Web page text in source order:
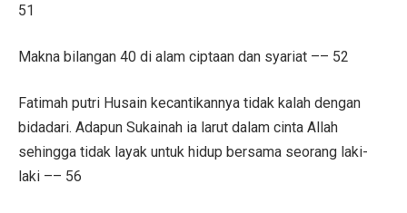
51
Makna bilangan 40 di alam ciptaan dan syariat –– 52
Fatimah putri Husain kecantikannya tidak kalah dengan
bidadari. Adapun Sukainah ia larut dalam cinta Allah
sehingga tidak layak untuk hidup bersama seorang laki-
laki –– 56